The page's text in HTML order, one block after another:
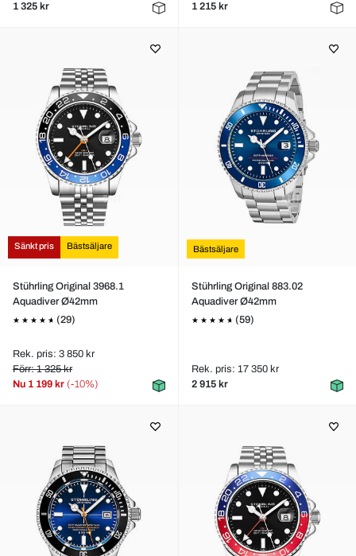
1 325 kr
1 215 kr
Sänkt pris Bästsäljare
Stührling Original 3968.1
Aquadiver Ø42mm
(29)
Rek. pris: 3 850 kr
Förr: 1 325 kr
Nu 1 199 kr (-10%)
Bästsäljare
Stührling Original 883.02
Aquadiver Ø42mm
(59)
Rek. pris: 17 350 kr
2 915 kr